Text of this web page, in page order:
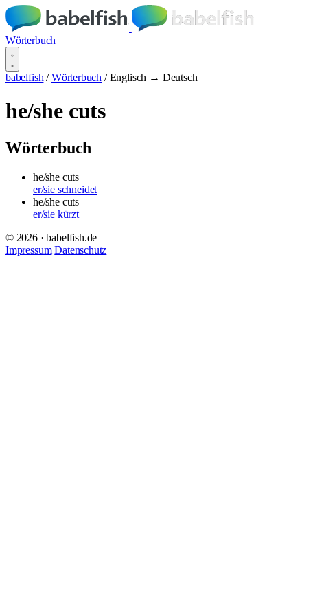
Wörterbuch
babelfish / Wörterbuch / Englisch → Deutsch
he/she cuts
Wörterbuch
he/she cuts
er/sie schneidet
he/she cuts
er/sie kürzt
© 2026 · babelfish.de
Impressum Datenschutz